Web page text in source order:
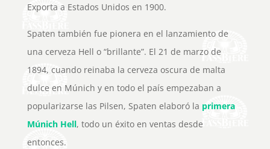
Exporta a Estados Unidos en 1900.
Spaten también fue pionera en el lanzamiento de
una cerveza Hell o “brillante”. El 21 de marzo de
1894, cuando reinaba la cerveza oscura de malta
dulce en Múnich y en todo el país empezaban a
popularizarse las Pilsen, Spaten elaboró ​​la primera
Múnich Hell, todo un éxito en ventas desde
entonces.